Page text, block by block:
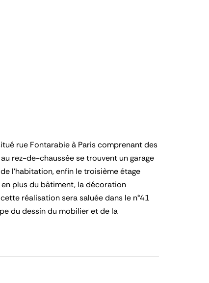
rue Fontarabie à Paris comprenant des
rez-de-chaussée se trouvent un garage
l'habitation, enfin le troisième étage
plus du bâtiment, la décoration
réalisation sera saluée dans le n°41
du dessin du mobilier et de la